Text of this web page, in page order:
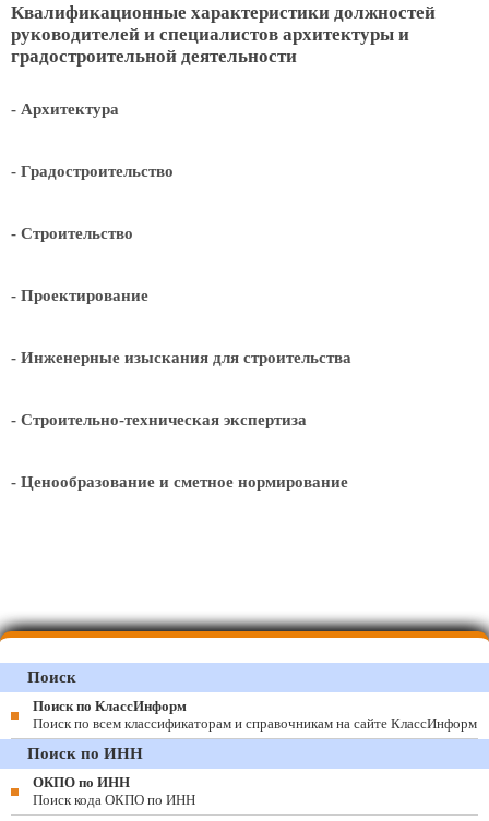
Квалификационные характеристики должностей
руководителей и специалистов архитектуры и
градостроительной деятельности
- Архитектура
- Градостроительство
- Строительство
- Проектирование
- Инженерные изыскания для строительства
- Строительно-техническая экспертиза
- Ценообразование и сметное нормирование
Поиск
Поиск по КлассИнформ
Поиск по всем классификаторам и справочникам на сайте КлассИнформ
Поиск по ИНН
ОКПО по ИНН
Поиск кода ОКПО по ИНН